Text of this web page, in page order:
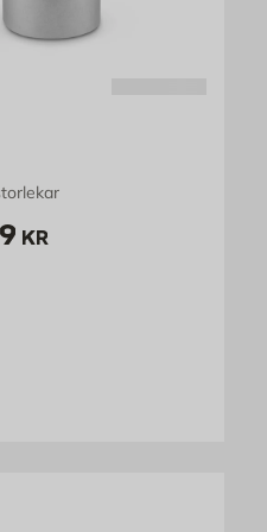
förebygga problem med fukt
239 kr
KR